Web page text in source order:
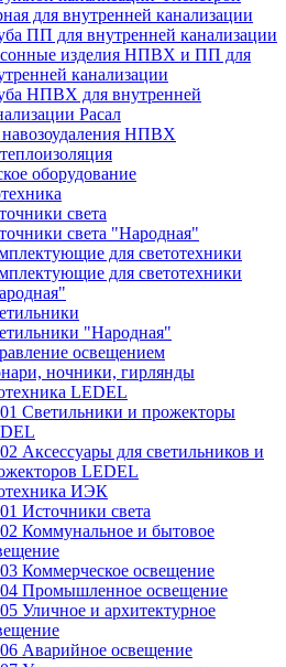
для внутренней канализации
ПП для внутренней канализации
изделия НПВХ и ПП для
канализации
НПВХ для внутренней
Расал
НПВХ
оборудование
света
света "Народная"
для светотехники
для светотехники
"Народная"
освещением
ночники, гирлянды
LEDEL
Светильники и прожекторы
Аксессуары для светильников и
LEDEL
ИЭК
Источники света
Коммунальное и бытовое
Коммерческое освещение
Промышленное освещение
Уличное и архитектурное
Аварийное освещение